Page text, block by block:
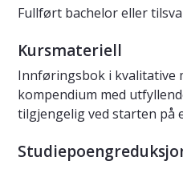
Fullført bachelor eller
Kursmateriell
Innføringsbok i kvalitative
kompendium med
tilgjengelig ved starten på